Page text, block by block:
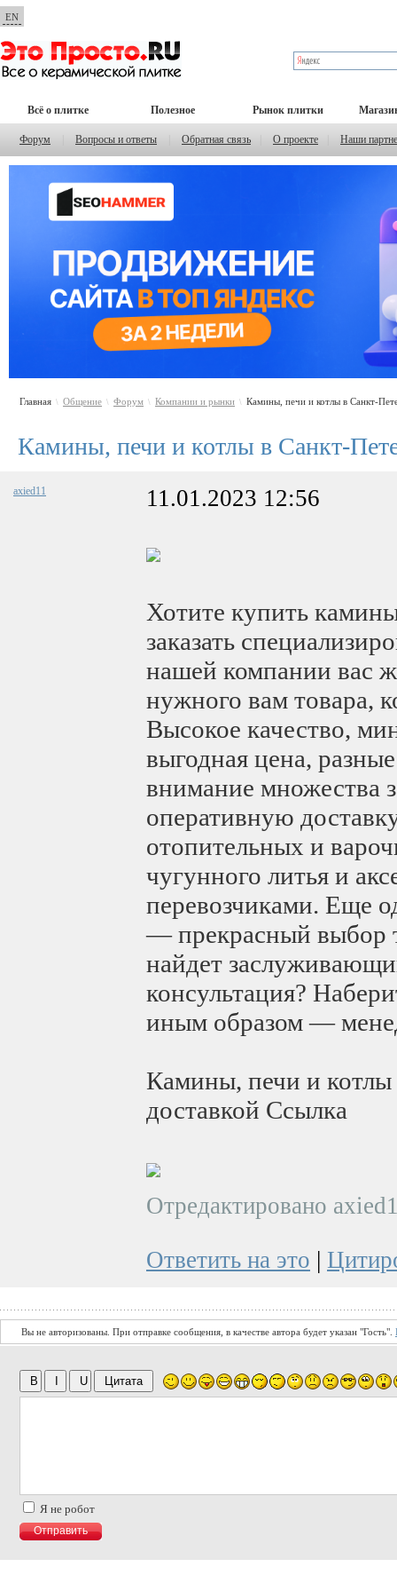
EN
Всё о плитке Полезное Рынок плитки
Форум Вопросы и ответы Обратная связь О проекте Наши
Главная \ Общение \ Форум \ Компании и рынки \ Камины, печи и котлы в Санкт-
Камины, печи и котлы в Санкт-
axied11 11.01.2023 12:56
Хотите купить
заказать
нашей компании вас
нужного вам товара,
Высокое качество,
выгодная цена,
внимание множества
оперативную
отопительных и
чугунного литья и
перевозчиками. Еще
— прекрасный выбор
найдет
консультация?
иным образом —
Камины, печи и котлы
доставкой Ссылка
Отредактировано
Ответить на это |
Вы не авторизованы. При отправке сообщения, в качестве автора будет указан "Гость".
Я не робот